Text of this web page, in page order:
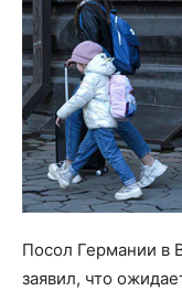
Посол Германии в
заявил, что